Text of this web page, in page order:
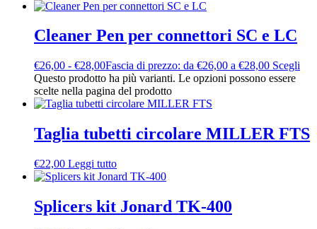
Cleaner Pen per connettori SC e LC
€26,00 - €28,00Fascia di prezzo: da €26,00 a €28,00 Scegli
Questo prodotto ha più varianti. Le opzioni possono essere
scelte nella pagina del prodotto
Taglia tubetti circolare MILLER FTS
€22,00 Leggi tutto
Splicers kit Jonard TK-400